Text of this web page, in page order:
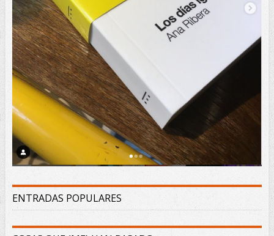
ENTRADAS POPULARES